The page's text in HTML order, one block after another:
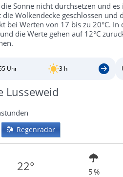
Sonne nicht durchsetzen und
Wolkendecke geschlossen und
bei Werten von 17 bis zu 20°C.
die Werte gehen auf 12°C
Uhr 3 h
Lusseweid
Regenradar
22° 5 %